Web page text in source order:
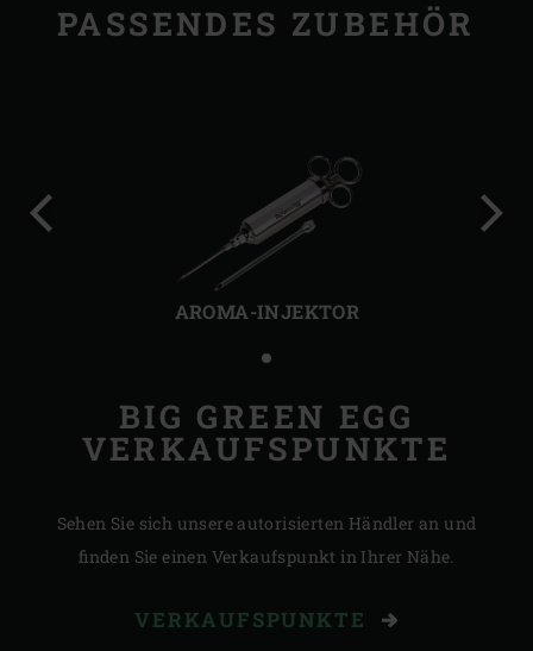
PASSENDES ZUBEHÖR
AROMA-INJEKTOR
BIG GREEN EGG
VERKAUFSPUNKTE
Sehen Sie sich unsere autorisierten Händler an und
finden Sie einen Verkaufspunkt in Ihrer Nähe.
VERKAUFSPUNKTE